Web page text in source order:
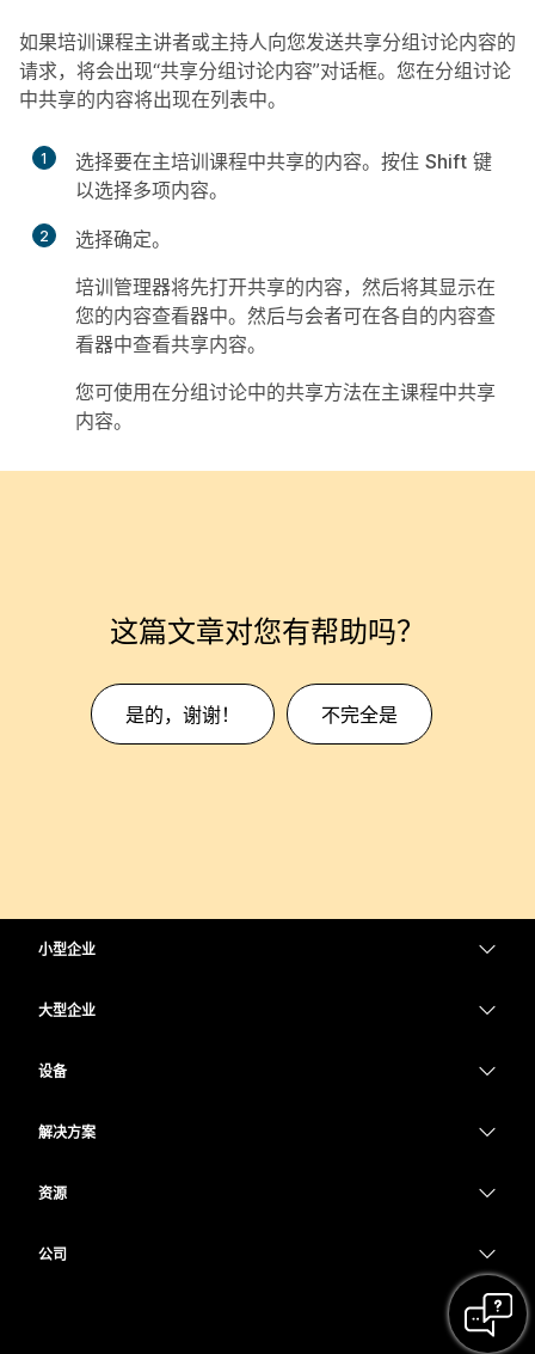
如果培训课程主讲者或主持人向您发送共享分组讨论内容的
请求，将会出现“共享分组讨论内容”对话框。您在分组讨论
中共享的内容将出现在列表中。
1 选择要在主培训课程中共享的内容。按住 Shift 键
以选择多项内容。
2 选择确定。
培训管理器将先打开共享的内容，然后将其显示在
您的内容查看器中。然后与会者可在各自的内容查
看器中查看共享内容。
您可使用在分组讨论中的共享方法在主课程中共享
内容。
这篇文章对您有帮助吗？
是的，谢谢！ 不完全是
小型企业
大型企业
设备
解决方案
资源
公司